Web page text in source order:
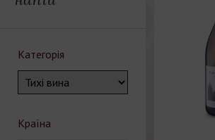
Категорія
Країна